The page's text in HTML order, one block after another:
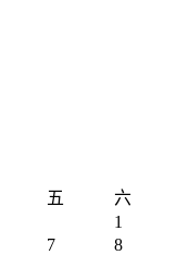
五
六
1
7
8